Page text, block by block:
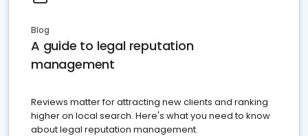
Blog
A guide to legal reputation
management
Reviews matter for attracting new clients and ranking
higher on local search. Here's what you need to know
about legal reputation management.